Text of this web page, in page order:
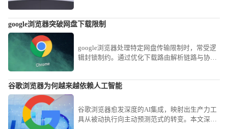
google浏览器突破网盘下载限制
google浏览器处理特定网盘传输限制时，常受逻
辑封锁制约。通过优化下载路由解析链路与协议
谷歌浏览器为何越来越依赖人工智能
谷歌浏览器愈发深度的AI集成，映射出生产力工
具从被动执行向主动预测范式的转变。本文深入